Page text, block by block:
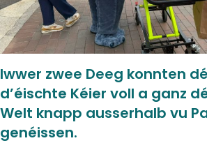
Iwwer zwee Deeg konnten
d’éischte Kéier voll a ganz
Welt knapp ausserhalb vu
genéissen.